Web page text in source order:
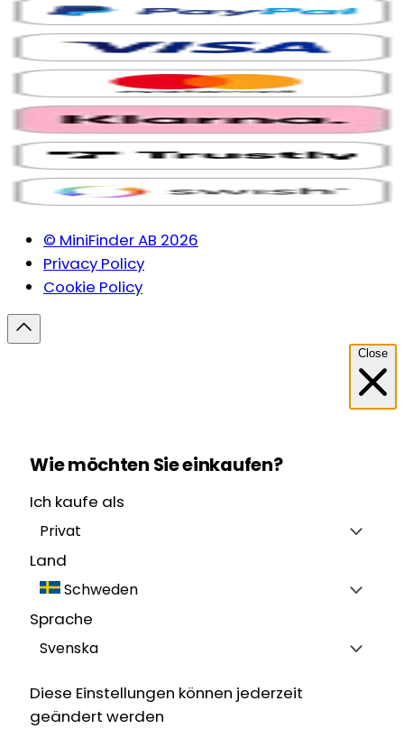
© MiniFinder AB 2026
Privacy Policy
Cookie Policy
Close
Wie möchten Sie einkaufen?
Ich kaufe als
Privat
Land
Schweden
Sprache
Svenska
Diese Einstellungen können jederzeit
geändert werden